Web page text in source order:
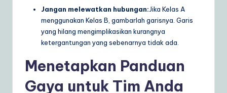
Jangan melewatkan hubungan:Jika Kelas A
menggunakan Kelas B, gambarlah garisnya. Garis
yang hilang mengimplikasikan kurangnya
ketergantungan yang sebenarnya tidak ada.
Menetapkan Panduan
Gaya untuk Tim Anda